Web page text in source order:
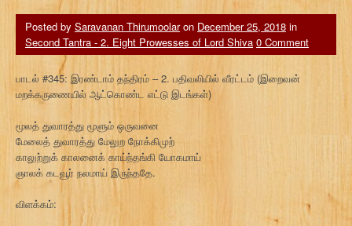
Posted by Saravanan Thirumoolaron December 25, 2018 in
Second Tantra - 2. Eight Prowesses of Lord Shiva 0 Comment
பாடல் #345: இரண்டாம் தந்திரம் – 2. பதிவலியில் வீரட்டம் (இறைவன்
மறக்கருணையில் ஆட்கொண்ட எட்டு இடங்கள்)
மூலத் துவாரத்து மூளும் ஒருவனை
மேலைத் துவாரத்து மேலுற நோக்கிமுற்
காலுற்றுக் காலனைக் காய்ந்தங்கி யோகமாய்
ஞாலக் கடவூர் நலமாய் இருந்ததே.
விளக்கம்: